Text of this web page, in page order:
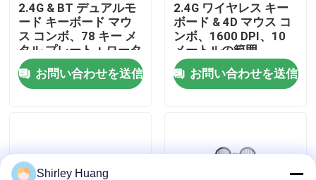
ニュース
事件
ワイヤーで縛られたコンピュータのキーボードおよ
2.4G & BT デュアルモ
ード キーボード マウ
ス コンボ、78 キー メ
タル プレート + ロータ
リー ノブ、500mAh
お問い合わせを送信
2.4G ワイヤレス キー
ボード & 4D マウス コ
ンボ、1600 DPI、10
メートルの範囲
お問い合わせを送信
Shirley Huang